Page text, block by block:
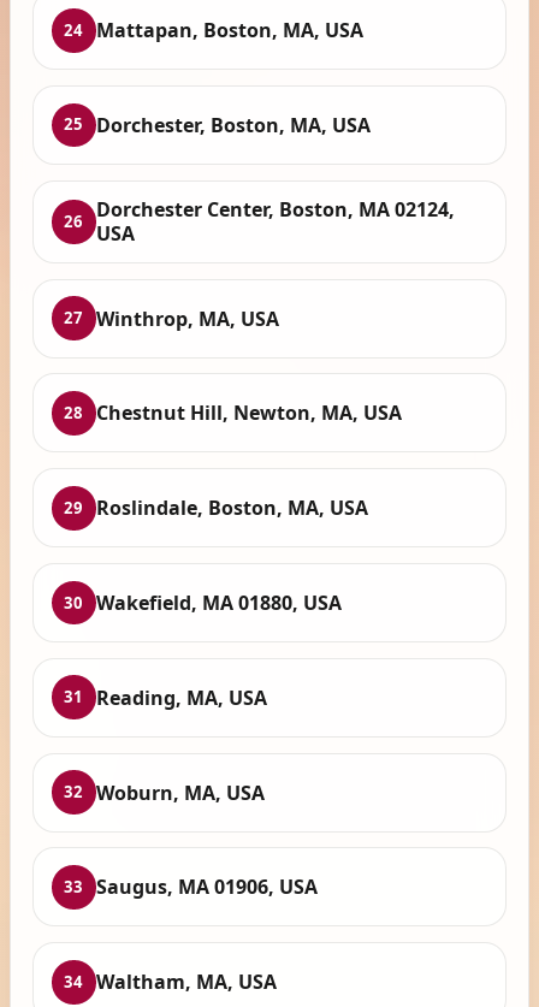
24 Mattapan, Boston, MA, USA
25 Dorchester, Boston, MA, USA
26
Dorchester Center, Boston, MA 02124,
USA
27 Winthrop, MA, USA
28 Chestnut Hill, Newton, MA, USA
29 Roslindale, Boston, MA, USA
30 Wakefield, MA 01880, USA
31 Reading, MA, USA
32 Woburn, MA, USA
33 Saugus, MA 01906, USA
34 Waltham, MA, USA